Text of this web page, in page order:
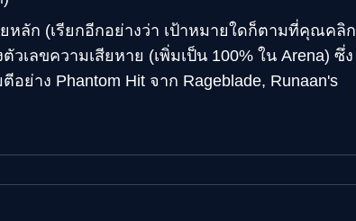
หลัก (เรียกอีกอย่างว่า เป้าหมายใดก็ตามที่คุณคลิก
เลขความเสียหาย (เพิ่มเป็น 100% ใน Arena) ซึ่ง
ย่าง Phantom Hit จาก Rageblade, Runaan's